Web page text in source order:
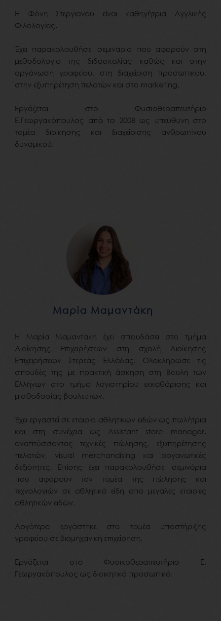
Η Φόνη Στεργιανού είναι καθηγήτρια Αγγλικής
Φιλολογίας.
Έχει παρακολουθήσει σεμινάρια που αφορούν στη
μεθοδολογία της διδασκαλίας καθώς και στην
οργάνωση γραφείου, στη διαχείριση προσωπικού,
στην εξυπηρέτηση πελατών και στο marketing.
Εργάζεται στο Φυσιοθεραπευτήριο
Ε.Γεωργακόπουλος από το 2008 ως υπεύθυνη στο
τομέα διοίκησης και διαχείρισης ανθρωπίνου
δυναμικού.
Μαρία Μαμαντάκη
Η Μαρία Μαμαντάκη έχει σπουδάσει στο τμήμα
Διοίκησης Επιχειρήσεων στη σχολή Διοίκησης
Επιχειρήσεων Στερεάς Ελλάδας. Ολοκλήρωσε τις
σπουδές της με πρακτική άσκηση στη Βουλή των
Ελλήνων στο τμήμα λογιστηρίου εκκαθάρισης και
μισθοδοσίας βουλευτών.
Έχει εργαστεί σε εταιρία αθλητικών ειδών ως πωλήτρια
και στη συνέχεια ως Assistant store manager,
αναπτύσσοντας τεχνικές πώλησης, εξυπηρέτησης
πελατών, visual merchandising και οργανωτικές
δεξιότητες. Επίσης έχει παρακολουθήσει σεμινάρια
που αφορούν τον τομέα της πώλησης και
τεχνολογιών σε αθλητικά είδη από μεγάλες εταιρίες
αθλητικών ειδών.
Αργότερα εργάστηκε στο τομέα υποστήριξης
γραφείου σε βιομηχανική επιχείρηση.
Εργάζεται στο Φυσικοθεραπευτήριο Ε.
Γεωργακόπουλος ως διοικητικό προσωπικό.